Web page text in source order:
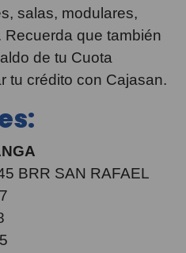
salas, modulares,
que también
de tu Cuota
tu crédito con Cajasan.
BRR SAN RAFAEL